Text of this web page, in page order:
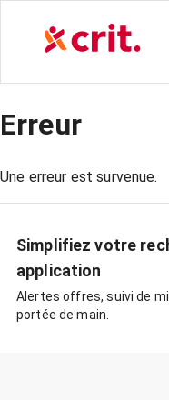
Erreur
Une erreur est survenue.
Simplifiez votre
application
Alertes offres, suivi de
portée de main.